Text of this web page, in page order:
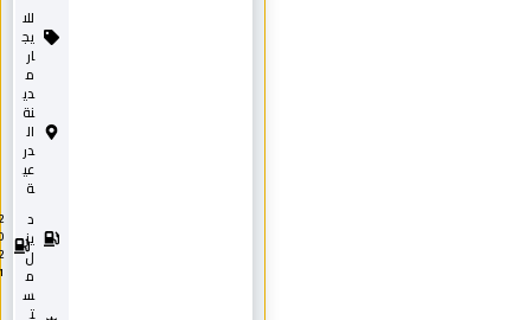
للا
يج
ار
دي
نة
در
عي
ة
يز
ل
س